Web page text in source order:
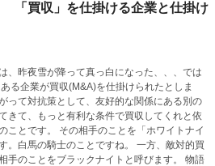
「買収」を仕掛ける企業と仕掛け
、昨夜雪が降って真っ白になった、、、では
って対抗策として、友好的な関係にある別の
きて、もっと有利な条件で買収してくれと依
ことです。 その相手のことを「ホワイトナイ
。白馬の騎士のことですね。 一方、敵対的買
のことをブラックナイトと呼びます。 物語